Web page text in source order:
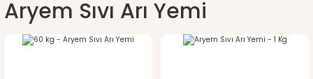
Aryem Sıvı Arı Yemi